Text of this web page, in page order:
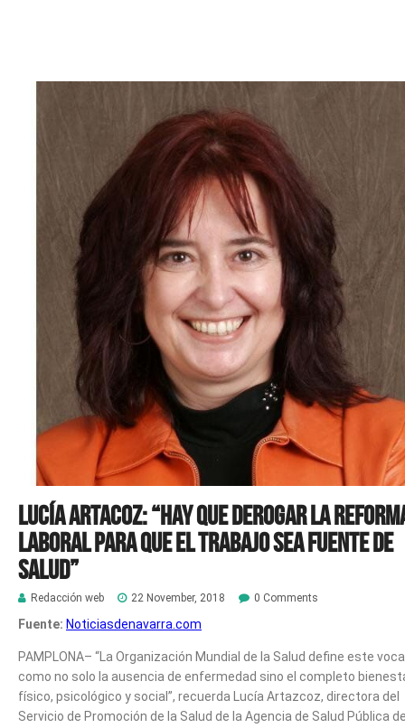
Lucía Artacoz: “Hay que derogar la
laboral para que el trabajo sea fuente de
salud”
Redacción web 22 November, 2018 0 Comments
Fuente: Noticiasdenavarra.com
PAMPLONA– “La Organización Mundial de la Salud define este
como no solo la ausencia de enfermedad sino el completo
físico, psicológico y social”, recuerda Lucía Artazcoz, directora del
Servicio de Promoción de la Salud de la Agencia de Salud Pública